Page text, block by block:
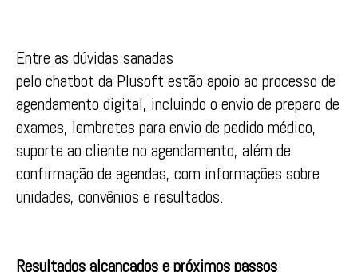
Entre as dúvidas sanadas
pelo chatbot da Plusoft estão apoio ao processo de
agendamento digital, incluindo o envio de preparo de
exames, lembretes para envio de pedido médico,
suporte ao cliente no agendamento, além de
confirmação de agendas, com informações sobre
unidades, convênios e resultados.
Resultados alcançados e próximos passos